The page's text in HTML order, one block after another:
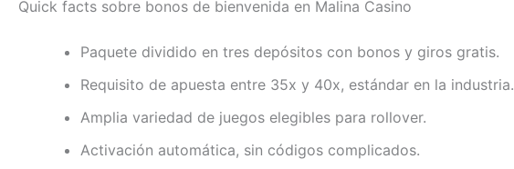
Quick facts sobre bonos de bienvenida en Malina Casino
Paquete dividido en tres depósitos con bonos y giros gratis.
Requisito de apuesta entre 35x y 40x, estándar en la industria.
Amplia variedad de juegos elegibles para rollover.
Activación automática, sin códigos complicados.